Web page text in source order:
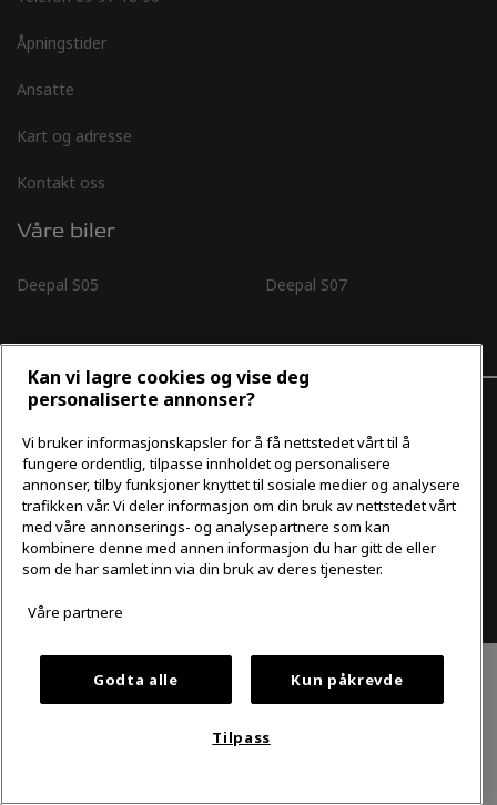
Åpningstider
Ansatte
Kart og adresse
Kontakt oss
Våre biler
Deepal S05 Deepal S07
Sarpsborg Bilsenter AS
Engsmyrveien 25 1739 Borgenhaugen
Personvern og cookies
Kan vi lagre cookies og vise deg
personaliserte annonser?
Vi bruker informasjonskapsler for å få nettstedet vårt til å
fungere ordentlig, tilpasse innholdet og personalisere
annonser, tilby funksjoner knyttet til sosiale medier og analysere
trafikken vår. Vi deler informasjon om din bruk av nettstedet vårt
med våre annonserings- og analysepartnere som kan
kombinere denne med annen informasjon du har gitt de eller
som de har samlet inn via din bruk av deres tjenester.
Våre partnere
Godta alle Kun påkrevde
Tilpass